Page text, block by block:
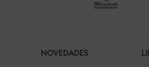
NOVEDADES